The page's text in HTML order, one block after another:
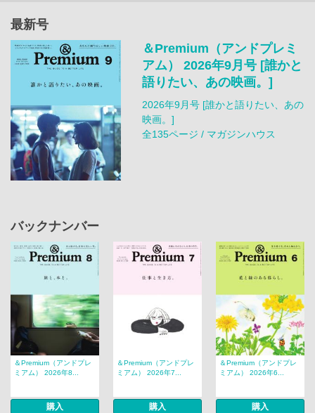
最新号
＆Premium（アンドプレミ
アム） 2026年9月号 [誰かと
語りたい、あの映画。]
2026年9月号 [誰かと語りたい、あの
映画。]
全135ページ / マガジンハウス
バックナンバー
＆Premium（アンドプレ
ミアム） 2026年8...
購入
＆Premium（アンドプレ
ミアム） 2026年7...
購入
＆Premium（アンドプレ
ミアム） 2026年6...
購入